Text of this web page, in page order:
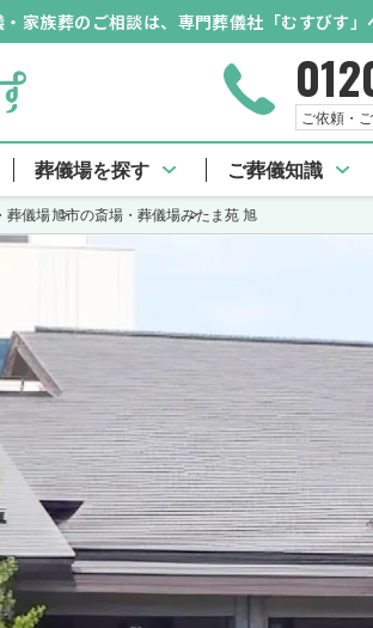
家族葬のご相談は、専門葬儀社「むすびす」
ご依頼・
葬儀場を探す ご葬儀知識
葬儀場旭市の斎場・葬儀場みたま苑 旭